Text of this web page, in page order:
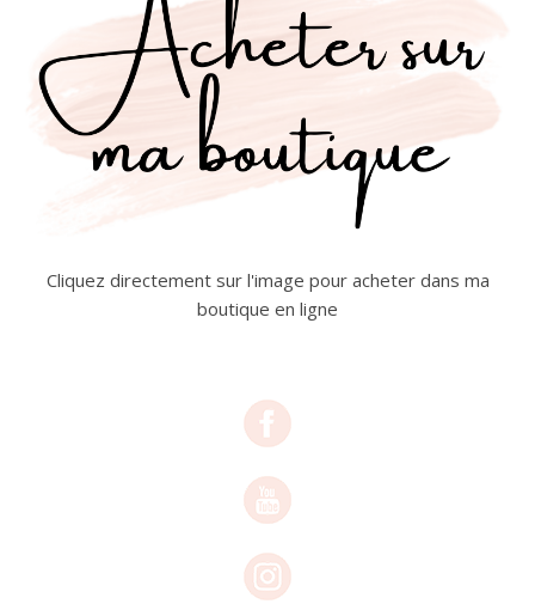
Cliquez directement sur l'image pour acheter dans ma
boutique en ligne